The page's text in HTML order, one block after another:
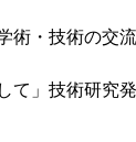
術・技術の交
」技術研究